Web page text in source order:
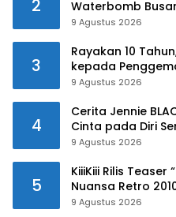
2
Waterbomb
9 Agustus 2026
3
Rayakan 10
kepada
9 Agustus 2026
4
Cerita Jennie
Cinta pada Diri
9 Agustus 2026
5
KiiiKiii Rilis
Nuansa Retro
9 Agustus 2026